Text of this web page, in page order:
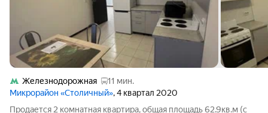
Железнодорожная
11 мин.
Микрорайон «Столичный», 4 квартал 2020
Продается 2 комнатная квартира, общая площадь 62.9кв.м (с